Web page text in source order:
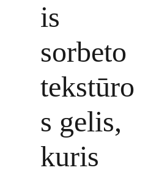
is
sorbeto
tekstūro
s gelis,
kuris